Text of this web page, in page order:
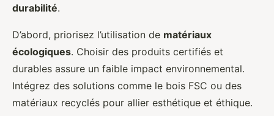
durabilité.
D’abord, priorisez l’utilisation de matériaux
écologiques. Choisir des produits certifiés et
durables assure un faible impact environnemental.
Intégrez des solutions comme le bois FSC ou des
matériaux recyclés pour allier esthétique et éthique.